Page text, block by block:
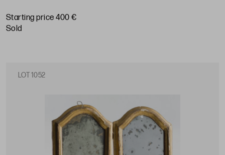
Starting price 400 €
sold
LOT 1052